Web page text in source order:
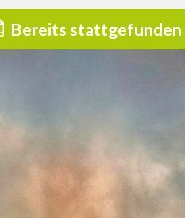
Bereits stattgefunden